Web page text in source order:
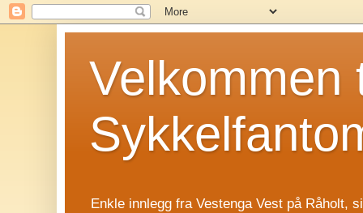
Velkommen
Enkle innlegg fra Vestenga Vest på Råholt,